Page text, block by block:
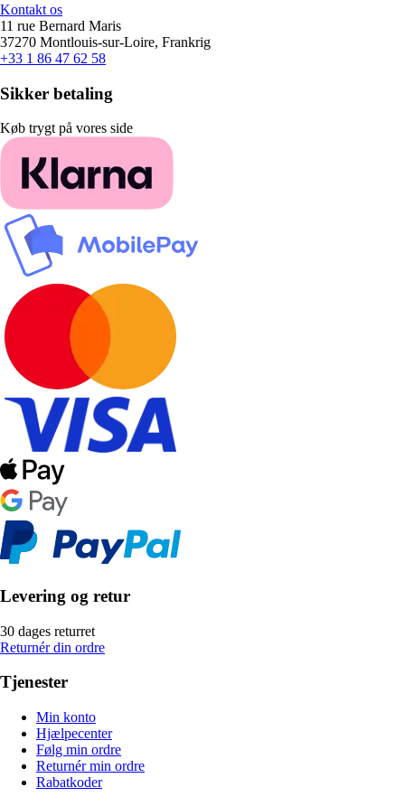
Kontakt os
11 rue Bernard Maris
37270 Montlouis-sur-Loire, Frankrig
+33 1 86 47 62 58
Sikker betaling
Køb trygt på vores side
Levering og retur
30 dages returret
Returnér din ordre
Tjenester
Min konto
Hjælpecenter
Følg min ordre
Returnér min ordre
Rabatkoder